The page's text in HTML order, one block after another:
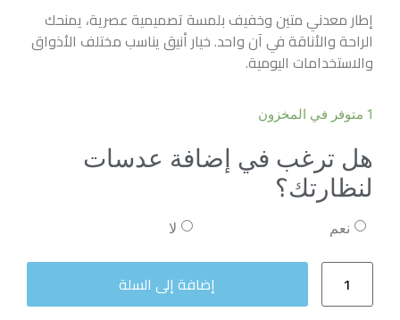
إطار معدني متين وخفيف بلمسة تصميمية عصرية، يمنحك
الراحة والأناقة في آن واحد. خيار أنيق يناسب مختلف الأذواق
والاستخدامات اليومية.
1 متوفر في المخزون
هل ترغب في إضافة عدسات
لنظارتك؟
لا نعم
إضافة إلى السلة